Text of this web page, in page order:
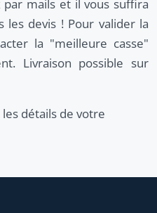
mails et il vous suffira
devis ! Pour valider la
la "meilleure casse"
Livraison possible sur
détails de votre